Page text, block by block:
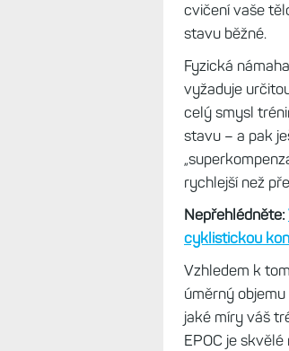
cvičení vaše
stavu běžné.
Fyzická
vyžaduje
celý smysl
stavu – a pak
rychlejší než
Nepřehlédněte:
cyklistickou
Vzhledem k
úměrný
jaké míry váš
EPOC je